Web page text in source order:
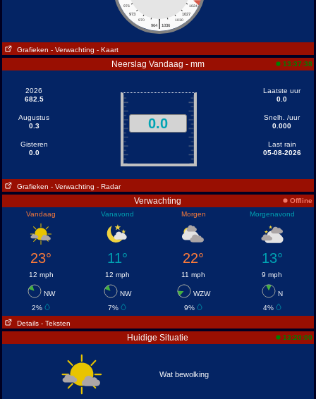
976
1024
973
1027
970
1030
|
964 1036
Grafieken - Verwachting - Kaart
Neerslag Vandaag - mm 13:37:38
2026
682.5
Augustus
0.3
Gisteren
0.0
0.0
Laatste uur
0.0
Snelh. /uur
0.000
Last rain
05-08-2026
Grafieken - Verwachting - Radar
Verwachting
Offline
Vandaag
Vanavond Morgen Morgenavond
23° 11° 22° 13°
12 mph 12 mph 11 mph 9 mph
NW NW WZW
N
2%
7% 9%
4%
Details - Teksten
Huidige Situatie 13:20:00
Wat bewolking